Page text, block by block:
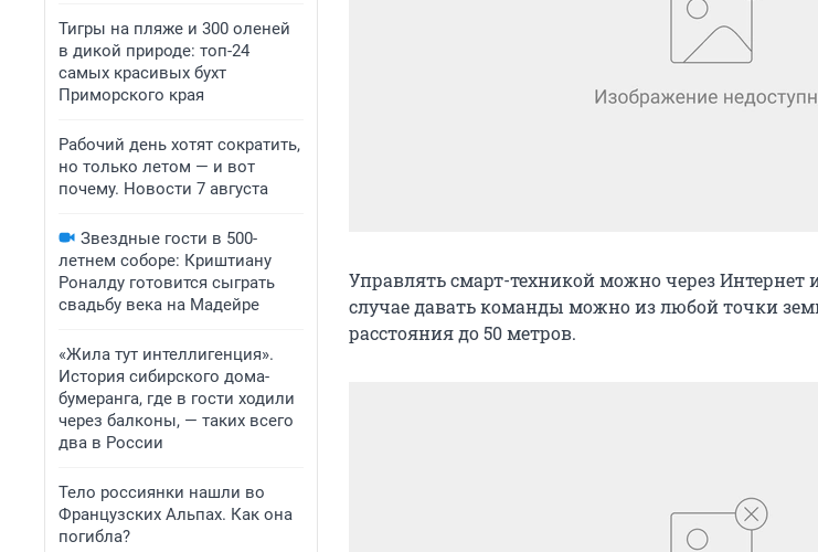
Тигры на пляже и 300 оленей
в дикой природе: топ-24
самых красивых бухт
Приморского края
Рабочий день хотят сократить,
но только летом — и вот
почему. Новости 7 августа
Звездные гости в 500-
летнем соборе: Криштиану
Роналду готовится сыграть
свадьбу века на Мадейре
«Жила тут интеллигенция».
История сибирского дома-
бумеранга, где в гости ходили
через балконы, — таких всего
два в России
Тело россиянки нашли во
Французских Альпах. Как она
погибла?
Управлять смарт-техникой можно через Интернет
случае давать команды можно из любой точки
расстояния до 50 метров.